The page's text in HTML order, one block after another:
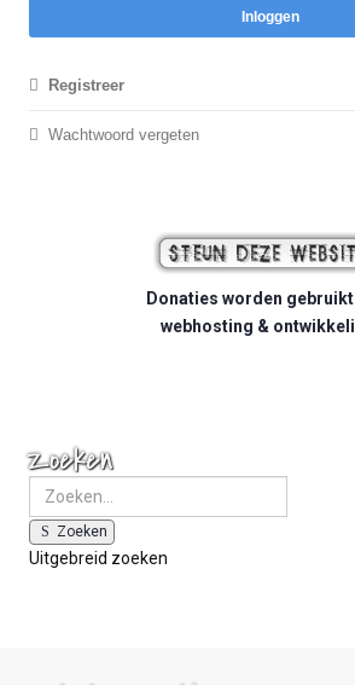
Inloggen
Registreer
Wachtwoord vergeten
Donaties worden
webhosting &
Zoeken
Zoeken
Uitgebreid zoeken